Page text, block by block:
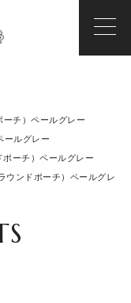
ーチ）ペールグレー
ールグレー
ポーチ）ペールグレー
ウンドポーチ）ペールグレ